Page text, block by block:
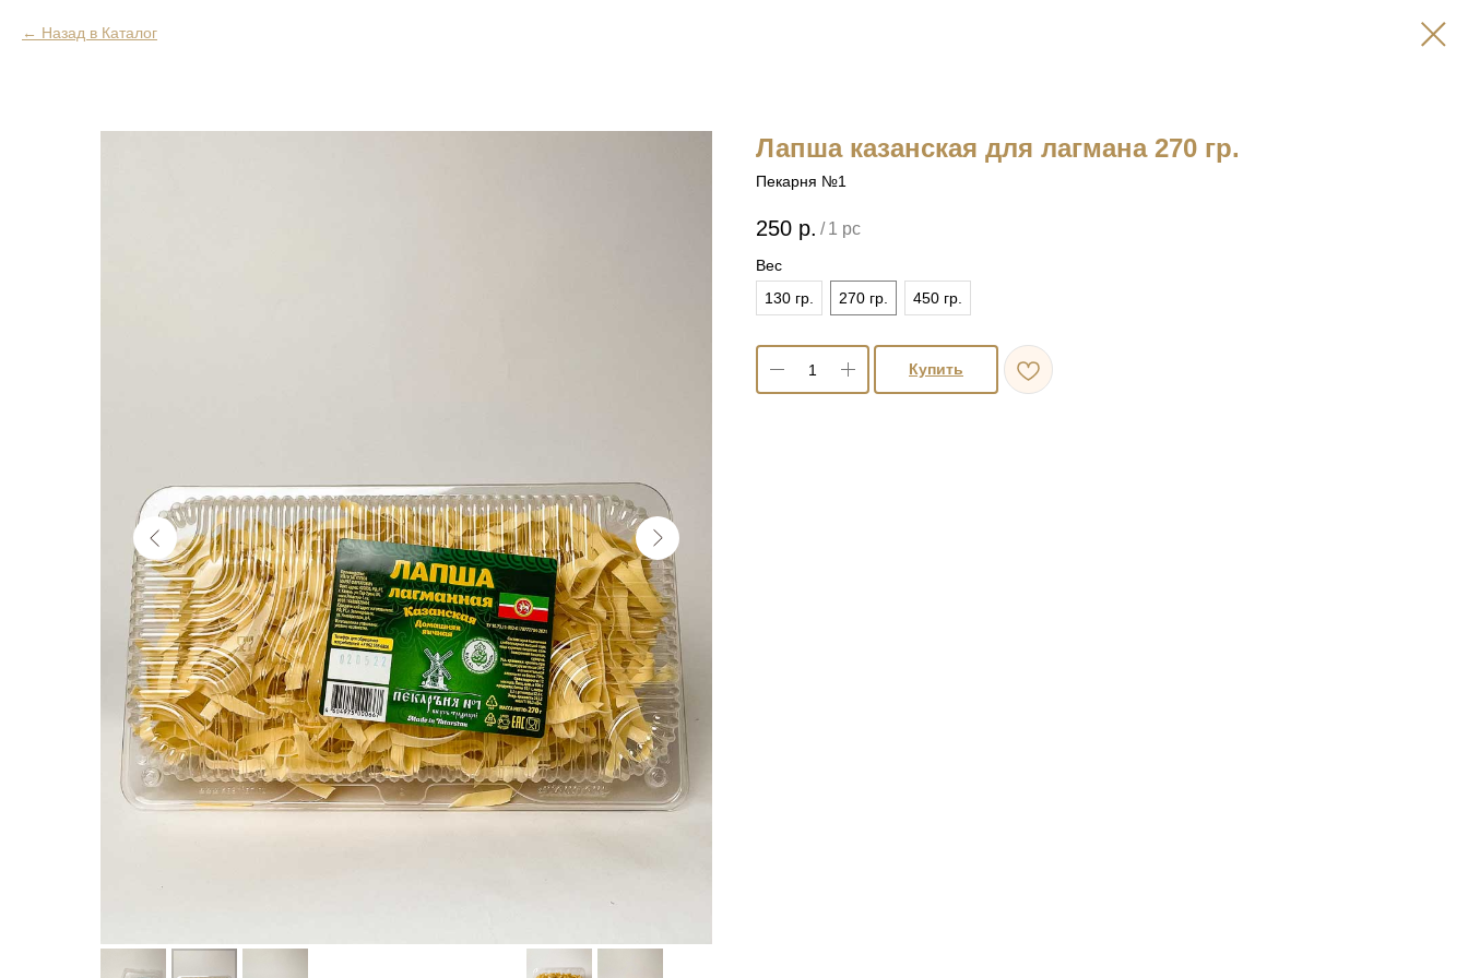
Назад в Каталог
Лапша казанская для лагмана 270 гр.
Пекарня №1
250 р. / 1 pc
Вес
130 гр.
270 гр. 450 гр.
Купить